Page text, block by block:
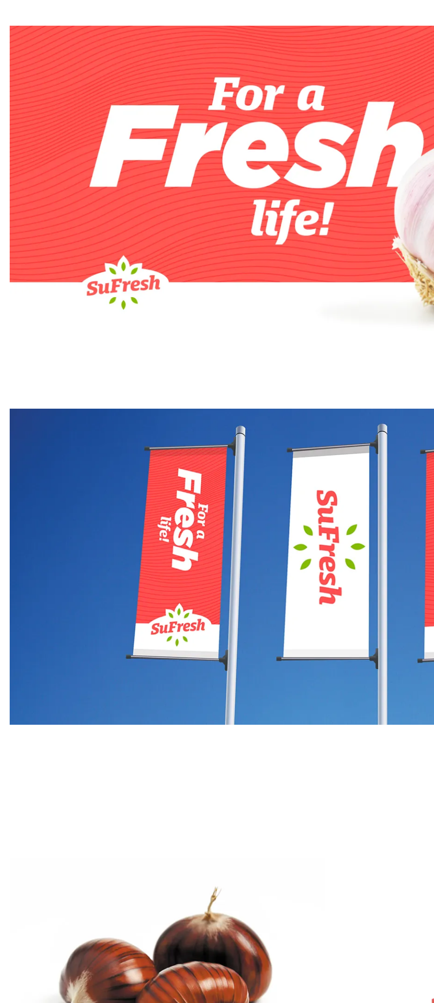
Direct contact
Klaar voor de volgende
Bel direct 0174 200 001, stuur een e-mail naar
onderstaand formulier of stuur gewoon eenappje.
E-mailadres
Ik ga akkoord met de privacyverklaringvan Panorama Studios
VERSTUUR